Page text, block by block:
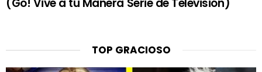
TOP GRACIOSO